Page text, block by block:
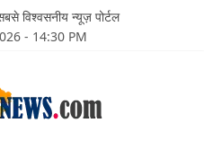
विश्वसनीय न्यूज़ पोर्टल
- 14:30 PM